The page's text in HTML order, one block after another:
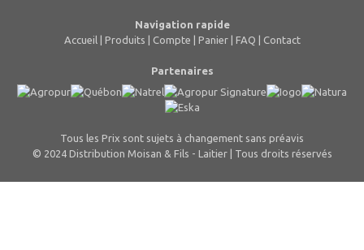
Navigation rapide
Accueil | Produits | Compte | Panier| FAQ | Contact
Partenaires
Tous les Prix sont sujets à changement sans préavis
© 2024 Distribution Moisan & Fils - Laitier | Tous droits réservés